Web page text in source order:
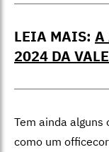
LEIA MAIS: A
2024 DA
Tem ainda alguns
como um